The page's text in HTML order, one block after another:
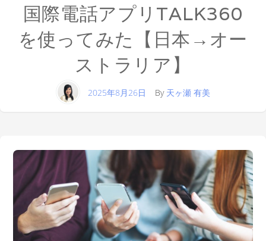
国際電話アプリTALK360
を使ってみた【日本→オー
ストラリア】
2025年8月26日 By 天ヶ瀬 有美